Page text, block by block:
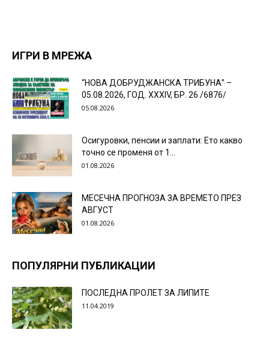
ИГРИ В МРЕЖА
“НОВА ДОБРУДЖАНСКА ТРИБУНА” –
05.08.2026, ГОД. XXХIV, БР. 26 /6876/
05.08.2026
Осигуровки, пенсии и заплати: Ето какво
точно се променя от 1...
01.08.2026
МЕСЕЧНА ПРОГНОЗА ЗА ВРЕМЕТО ПРЕЗ
АВГУСТ
01.08.2026
ПОПУЛЯРНИ ПУБЛИКАЦИИ
ПОСЛЕДНА ПРОЛЕТ ЗА ЛИПИТЕ
11.04.2019